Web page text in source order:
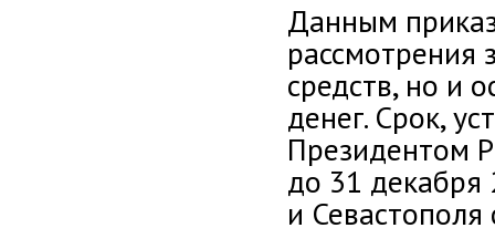
Данным
рассмотрения
средств, но и
денег. Срок,
Президентом
до 31
и